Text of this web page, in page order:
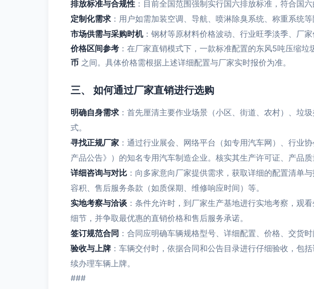
排放标准与合规性 ：目前全国范围强制实行国六排放标准，符合国
定制化需求 ：用户如需加装空调、导航、喷淋除臭系统、称重系统
市场供需与采购时机：钢材等原材料价格波动、行业旺季淡季、厂
价格区间参考 ：在厂家直销模式下，一款标准配置的东风5吨压缩
币 之间。具体价格需根据上述详细配置与厂家实时报价为准。
三、 如何通过厂家直销进行选购
明确自身需求 ：首先厘清主要作业场景（小区、街道、农村）、垃
式。
寻找正规厂家 ：通过行业展会、网络平台（如专用汽车网）、行业
产品公告》）的知名专用汽车制造企业。核实其生产许可证、产品质
详细咨询与对比 ：向多家意向厂家提供需求，获取详细的配置清单
容积、售后服务条款（如质保期、维修响应时间）等。
实地考察与洽谈 ：条件允许时，到厂家生产基地进行实地考察，观
细节，并争取最优惠的直销价格和售后服务承诺。
签订规范合同 ：合同应明确车辆规格型号、详细配置、价格、交货
验收与上牌 ：车辆交付时，依据合同和公告目录进行仔细验收，包
续办理车辆上牌。
###